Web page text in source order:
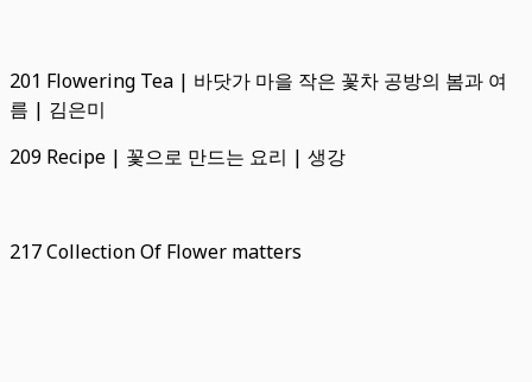
201 Flowering Tea | 바닷가 마을 작은 꽃차 공방의 봄과 여
름 | 김은미
209 Recipe | 꽃으로 만드는 요리 | 생강
217 Collection Of Flower matters